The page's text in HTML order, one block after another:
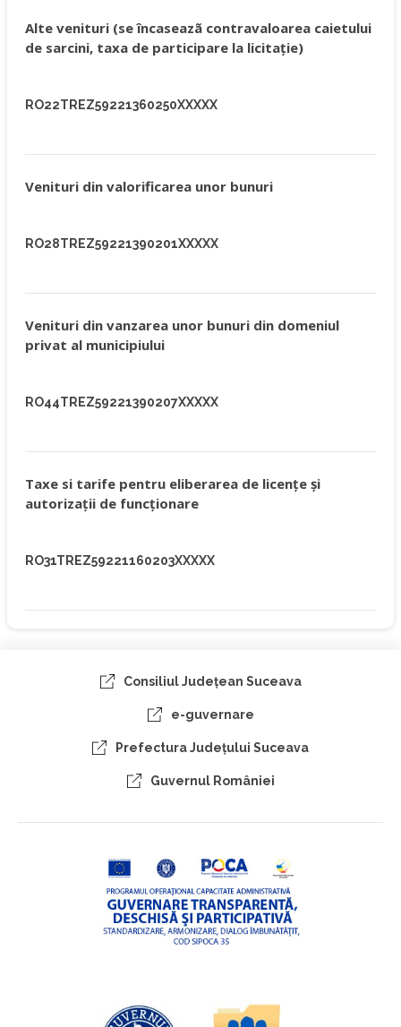
Alte venituri (se încaseazã contravaloarea caietului
de sarcini, taxa de participare la licitaţie)
RO22TREZ59221360250XXXXX
Venituri din valorificarea unor bunuri
RO28TREZ59221390201XXXXX
Venituri din vanzarea unor bunuri din domeniul
privat al municipiului
RO44TREZ59221390207XXXXX
Taxe si tarife pentru eliberarea de licenţe şi
autorizaţii de funcţionare
RO31TREZ59221160203XXXXX
Consiliul Judeţean Suceava
e-guvernare
Prefectura Judeţului Suceava
Guvernul României